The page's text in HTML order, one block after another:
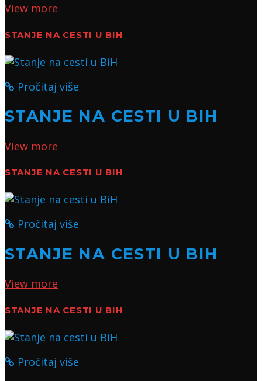
View more
STANJE NA CESTI U BIH
Pročitaj više
STANJE NA CESTI U BIH
View more
STANJE NA CESTI U BIH
Pročitaj više
STANJE NA CESTI U BIH
View more
STANJE NA CESTI U BIH
Pročitaj više